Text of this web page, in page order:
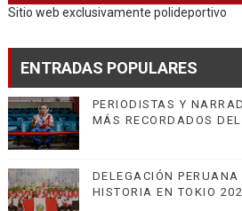
Sitio web exclusivamente polideportivo
ENTRADAS POPULARES
PERIODISTAS Y
MÁS RECORDADOS DEL
DELEGACIÓN PERUANA
HISTORIA EN TOKIO